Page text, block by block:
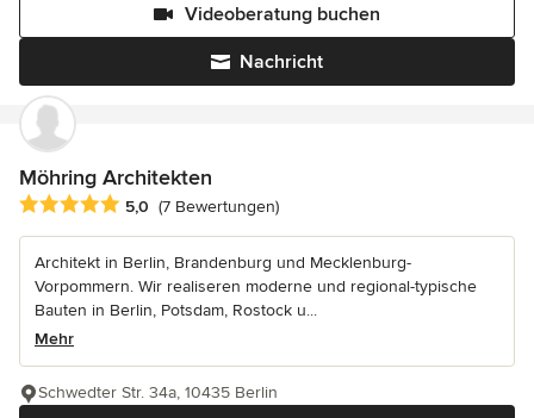
Nachricht
Videoberatung buchen
Möhring Architekten
Durchschnittliche Bewertung: 5 von 5 Sternen
5,0 (7 Bewertungen)
Architekt in Berlin, Brandenburg und Mecklenburg-
Vorpommern. Wir realiseren moderne und regional-typische
Bauten in Berlin, Potsdam, Rostock u...
Mehr
Schwedter Str. 34a, 10435 Berlin